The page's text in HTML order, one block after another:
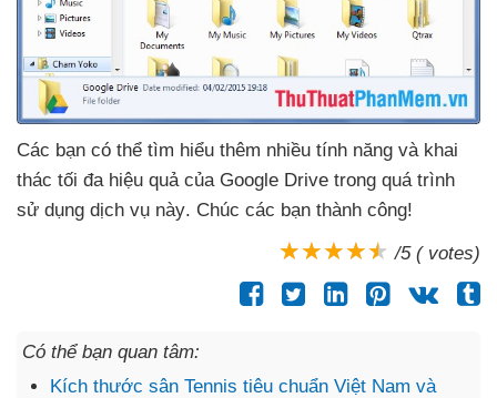
Các bạn có thể tìm hiểu thêm nhiều tính năng và khai
thác tối đa hiệu quả của Google Drive trong quá trình
sử dụng dịch vụ này. Chúc các bạn thành công!
/5 ( votes)
Có thể bạn quan tâm:
Kích thước sân Tennis tiêu chuẩn Việt Nam và